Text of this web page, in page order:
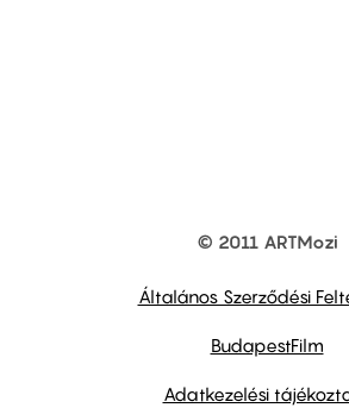
© 2011 ARTMozi
Általános Szerződési
BudapestFilm
Adatkezelési